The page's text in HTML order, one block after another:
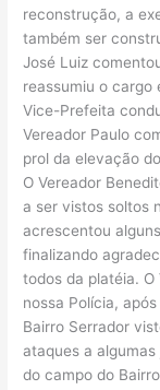
reconstrução, a
também ser
José Luiz
reassumiu o cargo
Vice-Prefeita
Vereador Paulo
prol da elevação
O Vereador
a ser vistos soltos
acrescentou
finalizando
todos da platéia.
nossa Polícia,
Bairro Serrador
ataques a
do campo do